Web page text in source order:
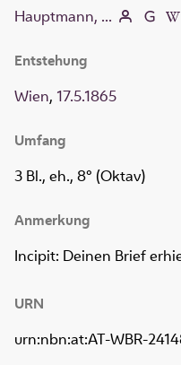
Hauptmann, ...
Entstehung
Wien, 17.5.1865
Umfang
3 Bl., eh., 8° (Oktav)
Anmerkung
Incipit: Deinen Brief
URN
urn:nbn:at:AT-WBR-